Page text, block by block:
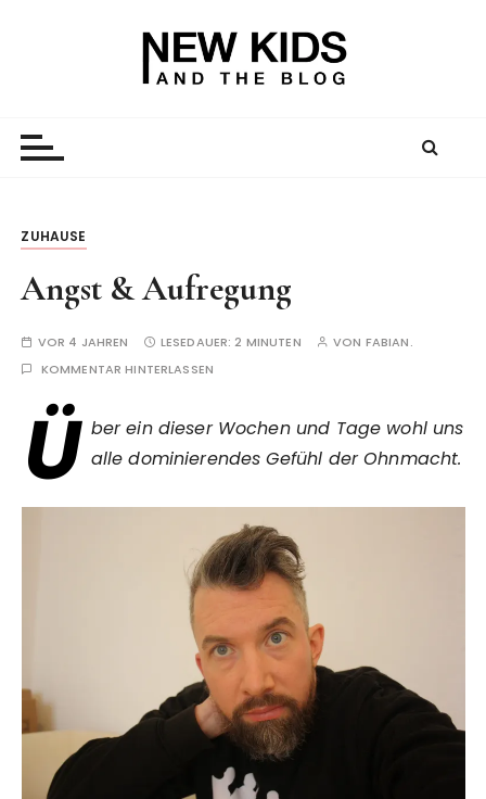
ZUHAUSE
Angst & Aufregung
VOR 4 JAHREN LESEDAUER:2 MINUTEN VON FABIAN.
KOMMENTAR HINTERLASSEN
Ü ber ein dieser Wochen und Tage wohl uns
alle dominierendes Gefühl der Ohnmacht.